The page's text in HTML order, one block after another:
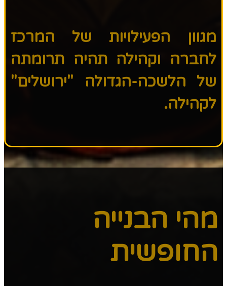
מגוון הפעילויות של המרכז
לחברה וקהילה תהיה תרומתה
של הלשכה-הגדולה "ירושלים"
לקהילה.
מהי הבנייה
החופשית